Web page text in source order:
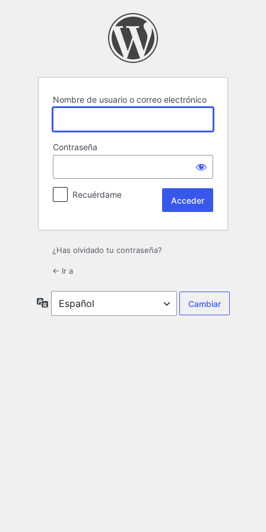
Nombre de usuario o correo electrónico
Contraseña
Recuérdame
¿Has olvidado tu contraseña?
← Ir a
Idioma